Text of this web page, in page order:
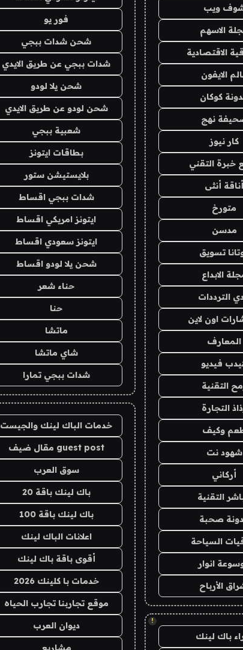
ويب
الاسهم
الاقتصادية
الايفون
كوكان
نهج
كار نيوز
خبرة التقني
أناقة أنثى
متورخ
مدسن
تسويق
الابداع
الترددات
اون لاين
المعارف
فيديو
التقنية
التجارة
وكيف
شهود نت
أركاني
التقنية
صحبة
السياحة
انوار
الأرباح
!
باك لينك
فور يو
شحن شدات ببجي
شدات ببجي عن طريق الايدي
شحن يلا لودو
شحن لودو عن طريق الايدي
شعبية ببجي
بطاقات ايتونز
بلايستيشن ستور
شدات ببجي اقساط
ايتونز امريكي اقساط
ايتونز سعودي اقساط
شحن يلا لودو اقساط
حناء شعر
حنا
ماتشا
شاي ماتشا
شدات ببجي تمارا
خدمات الباك لينك والجيست
guest post مقال ضيف
سوق العرب
باك لينك باقة 20
باك لينك باقة 100
اعلانات الباك لينك
أقوى باقة باك لينك
خدمات با كلينك 2026
موقع تجاربنا تجارب الحياه
ديوان العرب
مشاريع